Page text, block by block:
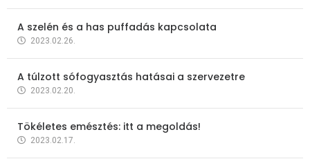
A szelén és a has puffadás kapcsolata
2023.02.26.
A túlzott sófogyasztás hatásai a szervezetre
2023.02.20.
Tökéletes emésztés: itt a megoldás!
2023.02.17.